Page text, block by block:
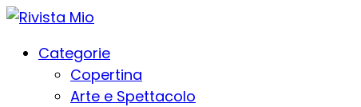
Categorie
Copertina
Arte e Spettacolo